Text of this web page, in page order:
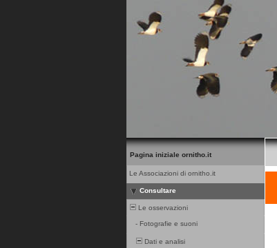
Pagina iniziale ornitho.it
Le Associazioni di ornitho.it
Consultare
Le osservazioni
- Fotografie e suoni
Dati e analisi